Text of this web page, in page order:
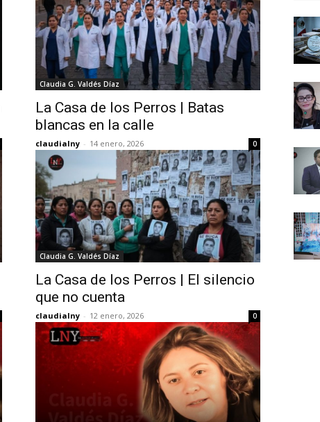
Claudia G. Valdés Díaz
La Casa de los Perros | Batas
blancas en la calle
claudialny - 14 enero, 2026 0
Claudia G. Valdés Díaz
La Casa de los Perros | El silencio
que no cuenta
claudialny - 12 enero, 2026 0